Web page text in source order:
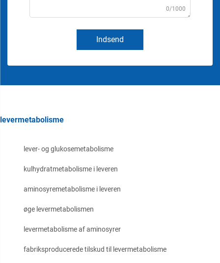
0/1000
Indsend
levermetabolisme
lever- og glukosemetabolisme
kulhydratmetabolisme i leveren
aminosyremetabolisme i leveren
øge levermetabolismen
levermetabolisme af aminosyrer
fabriksproducerede tilskud til levermetabolisme